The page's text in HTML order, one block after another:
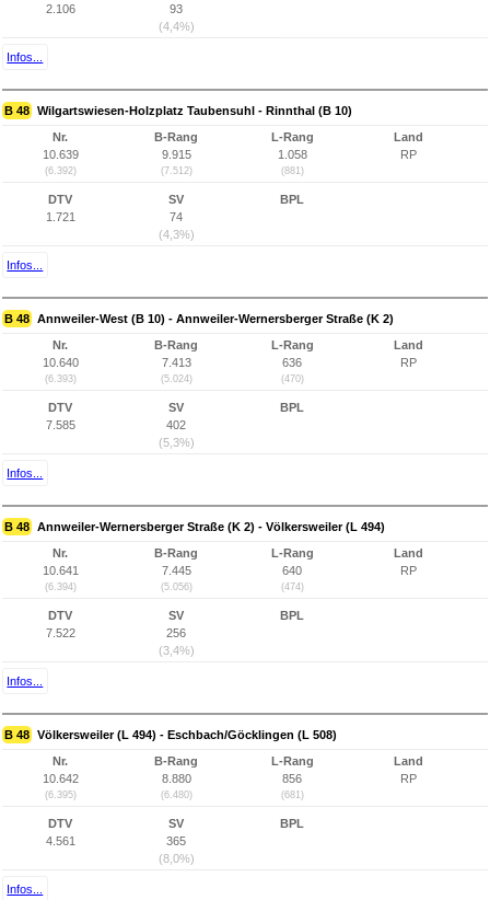
2.106
93
(4,4%)
Infos...
B 48 Wilgartswiesen-Holzplatz Taubensuhl - Rinnthal (B 10)
Nr.
10.639
(6.392)
B-Rang
9.915
(7.512)
L-Rang
1.058
(881)
Land
RP
DTV
1.721
SV
74
(4,3%)
BPL
Infos...
B 48 Annweiler-West (B 10) - Annweiler-Wernersberger Straße (K 2)
Nr.
10.640
(6.393)
B-Rang
7.413
(5.024)
L-Rang
636
(470)
Land
RP
DTV
7.585
SV
402
(5,3%)
BPL
Infos...
B 48 Annweiler-Wernersberger Straße (K 2) - Völkersweiler (L 494)
Nr.
10.641
(6.394)
B-Rang
7.445
(5.056)
L-Rang
640
(474)
Land
RP
DTV
7.522
SV
256
(3,4%)
BPL
Infos...
B 48 Völkersweiler (L 494) - Eschbach/Göcklingen (L 508)
Nr.
10.642
(6.395)
B-Rang
8.880
(6.480)
L-Rang
856
(681)
Land
RP
DTV
4.561
SV
365
(8,0%)
BPL
Infos...